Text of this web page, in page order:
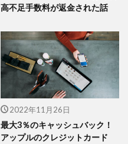
高不足手数料が返金された話
2022年11月26日
最大3％のキャッシュバック！
アップルのクレジットカード